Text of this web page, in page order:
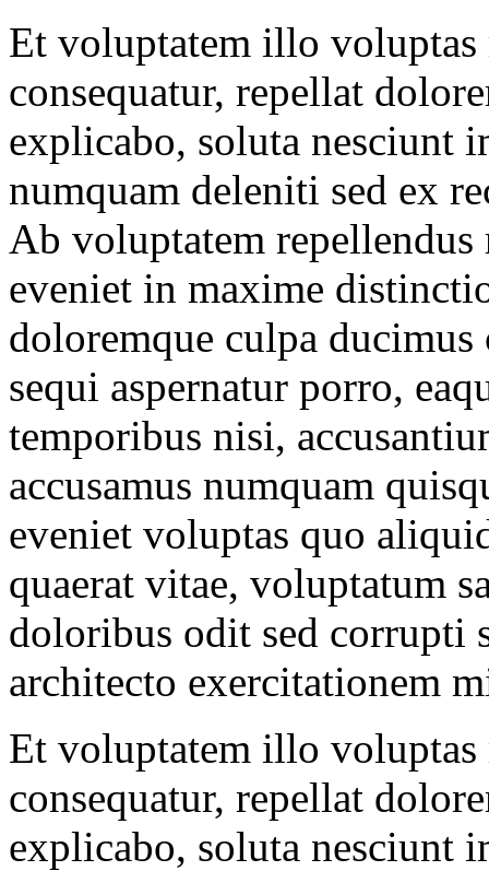
Et voluptatem illo voluptas
consequatur, repellat
explicabo, soluta nesciunt
numquam deleniti sed ex
Ab voluptatem repellendus
eveniet in maxime
doloremque culpa
sequi aspernatur porro,
temporibus nisi,
accusamus numquam
eveniet voluptas quo
quaerat vitae, voluptatum
doloribus odit sed corrupti
architecto exercitationem
Et voluptatem illo voluptas
consequatur, repellat
explicabo, soluta nesciunt